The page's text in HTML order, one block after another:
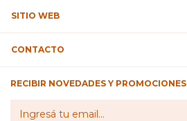
SITIO WEB
CONTACTO
RECIBIR NOVEDADES Y PROMOCIONES